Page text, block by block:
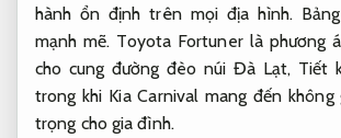
hành ổn định trên mọi địa hình.
mạnh mẽ. Toyota Fortuner là phương
cho cung đường đèo núi Đà Lạt, Tiết
trong khi Kia Carnival mang đến không
trọng cho gia đình.